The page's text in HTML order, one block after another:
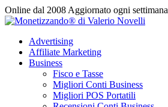
Vai
al
Online dal 2008 Aggiornato ogni settimana
Advertising
Affiliate Marketing
Business
Fisco e Tasse
Migliori Conti Business
Migliori POS Portatili